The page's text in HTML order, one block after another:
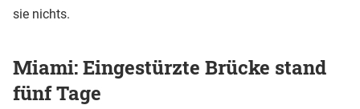
sie nichts.
Miami: Eingestürzte Brücke stand
fünf Tage